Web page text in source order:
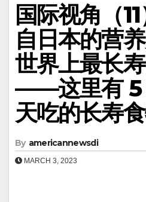
国际视角（
自日本的营
世界上最长
——这里有 5
天吃的长寿食
By americannewsdi
MARCH 3, 2023